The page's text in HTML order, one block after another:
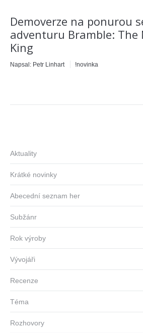
Demoverze na ponurou
adventuru Bramble:
King
Napsal: Petr Linhart !novinka
Aktuality
Krátké novinky
Abecední seznam her
Subžánr
Rok výroby
Vývojáři
Recenze
Téma
Rozhovory